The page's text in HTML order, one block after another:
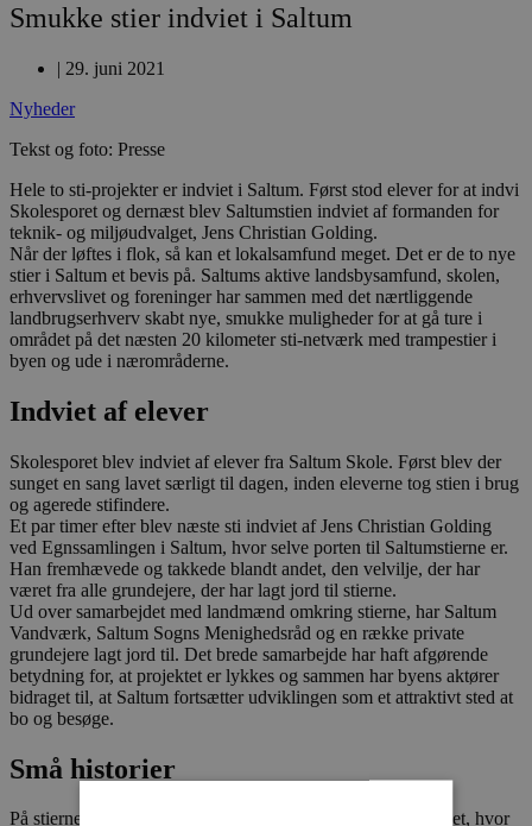
Smukke stier indviet i Saltum
| 29. juni 2021
Nyheder
Tekst og foto: Presse
Hele to sti-projekter er indviet i Saltum. Først stod elever for at indvi
Skolesporet og dernæst blev Saltumstien indviet af formanden for
teknik- og miljøudvalget, Jens Christian Golding.
Når der løftes i flok, så kan et lokalsamfund meget. Det er de to nye
stier i Saltum et bevis på. Saltums aktive landsbysamfund, skolen,
erhvervslivet og foreninger har sammen med det nærtliggende
landbrugserhverv skabt nye, smukke muligheder for at gå ture i
området på det næsten 20 kilometer sti-netværk med trampestier i
byen og ude i nærområderne.
Indviet af elever
Skolesporet blev indviet af elever fra Saltum Skole. Først blev der
sunget en sang lavet særligt til dagen, inden eleverne tog stien i brug
og agerede stifindere.
Et par timer efter blev næste sti indviet af Jens Christian Golding
ved Egnssamlingen i Saltum, hvor selve porten til Saltumstierne er.
Han fremhævede og takkede blandt andet, den velvilje, der har
været fra alle grundejere, der har lagt jord til stierne.
Ud over samarbejdet med landmænd omkring stierne, har Saltum
Vandværk, Saltum Sogns Menighedsråd og en række private
grundejere lagt jord til. Det brede samarbejde har haft afgørende
betydning for, at projektet er lykkes og sammen har byens aktører
bidraget til, at Saltum fortsætter udviklingen som et attraktivt sted at
bo og besøge.
Små historier
På stierne er der placeret tavler med små historier fra området, hvor